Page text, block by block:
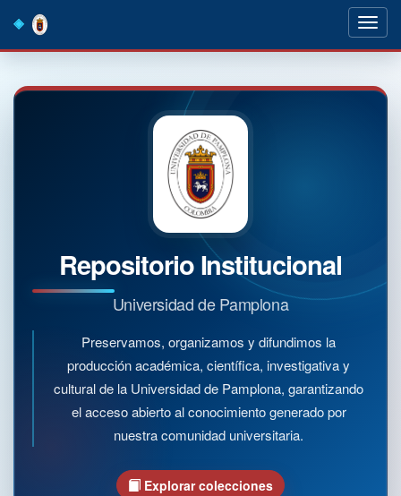
navigation
Repositorio Institucional
Universidad de Pamplona
Preservamos, organizamos y difundimos la
producción académica, científica, investigativa y
cultural de la Universidad de Pamplona, garantizando
el acceso abierto al conocimiento generado por
nuestra comunidad universitaria.
Explorar colecciones